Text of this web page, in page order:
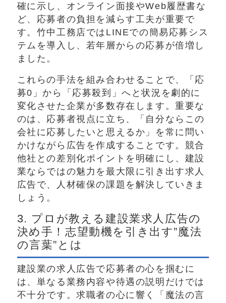
確に示し、オンライン面接やWeb履歴書な
ど、応募者の負担を減らす工夫が重要で
す。竹中工務店ではLINEでの簡易応募シス
テムを導入し、若年層からの応募が倍増し
ました。
これらの手法を組み合わせることで、「応
募0」から「応募殺到」へと状況を劇的に
変化させた企業が多数存在します。重要な
のは、応募者視点に立ち、「自分ならこの
会社に応募したいと思えるか」を常に問い
かけながら広告を作成することです。競合
他社との差別化ポイントを明確にし、建設
業ならではの魅力を最大限に引き出す求人
広告で、人材確保の課題を解決していきま
しょう。
3. プロが教える建設業求人広告の
決め手！志望動機を引き出す”魔法
の言葉”とは
建設業の求人広告で応募者の心を掴むに
は、単なる業務内容や待遇の説明だけでは
不十分です。求職者の心に響く「魔法の言